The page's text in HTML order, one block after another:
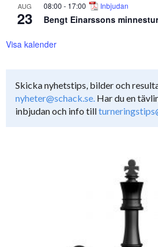
AUG
23
08:00 - 17:00 Inbjudan
Bengt Einarssons
Visa kalender
Skicka nyhetstips, bilder och
nyheter@schack.se. Har du en
inbjudan och info till